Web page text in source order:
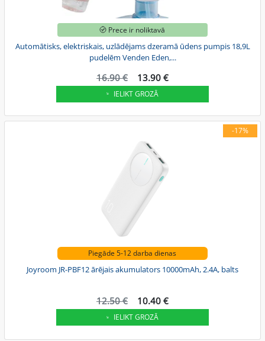
Prece ir noliktavā
Automātisks, elektriskais, uzlādējams dzeramā ūdens pumpis 18,9L
pudelēm Venden Eden,...
16.90 € 13.90 €
IELIKT GROZĀ
-17%
Piegāde 5-12 darba dienas
Joyroom JR-PBF12 ārējais akumulators 10000mAh, 2.4A, balts
12.50 € 10.40 €
IELIKT GROZĀ